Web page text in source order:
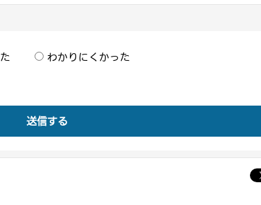
わかりにくかった
送信する